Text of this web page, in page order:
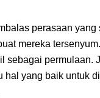
perasaan yang
mereka
sebagai permulaan.
hal yang baik untuk